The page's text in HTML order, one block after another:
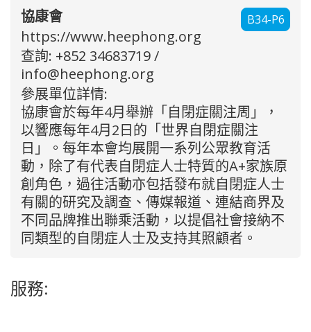
B34-P6
協康會
https://www.heephong.org
查詢: +852 34683719 /
info@heephong.org
參展單位詳情:
協康會於每年4月舉辦「自閉症關注周」，
以響應每年4月2日的「世界自閉症關注
日」。每年本會均展開一系列公眾教育活
動，除了有代表自閉症人士特質的A+家族原
創角色，過往活動亦包括發布就自閉症人士
有關的研究及調查、傳媒報道、連結商界及
不同品牌推出聯乘活動，以提倡社會接納不
同類型的自閉症人士及支持其照顧者。
服務: